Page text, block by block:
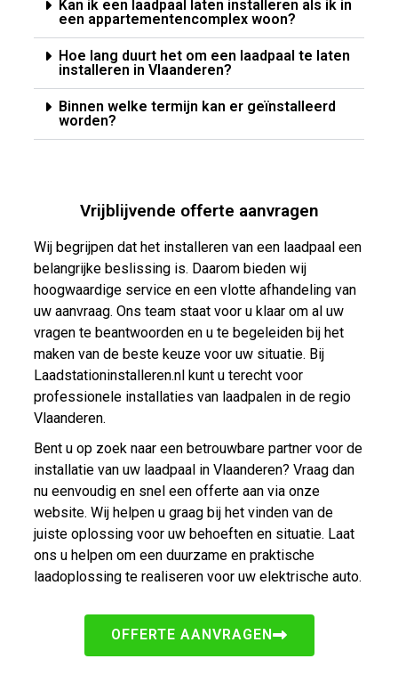
Kan ik een laadpaal laten installeren als ik in
een appartementencomplex woon?
Hoe lang duurt het om een laadpaal te laten
installeren in Vlaanderen?
Binnen welke termijn kan er geïnstalleerd
worden?
Vrijblijvende offerte aanvragen
Wij begrijpen dat het installeren van een laadpaal een
belangrijke beslissing is. Daarom bieden wij
hoogwaardige service en een vlotte afhandeling van
uw aanvraag. Ons team staat voor u klaar om al uw
vragen te beantwoorden en u te begeleiden bij het
maken van de beste keuze voor uw situatie. Bij
Laadstationinstalleren.nl kunt u terecht voor
professionele installaties van laadpalen in de regio
Vlaanderen.
Bent u op zoek naar een betrouwbare partner voor de
installatie van uw laadpaal in Vlaanderen? Vraag dan
nu eenvoudig en snel een offerte aan via onze
website. Wij helpen u graag bij het vinden van de
juiste oplossing voor uw behoeften en situatie. Laat
ons u helpen om een duurzame en praktische
laadoplossing te realiseren voor uw elektrische auto.
OFFERTE AANVRAGEN